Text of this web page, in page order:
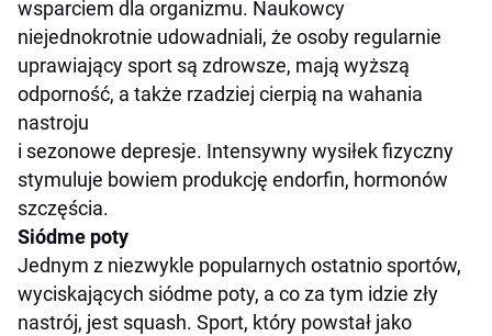
wsparciem dla organizmu. Naukowcy
niejednokrotnie udowadniali, że osoby regularnie
uprawiający sport są zdrowsze, mają wyższą
odporność, a także rzadziej cierpią na wahania
nastroju
i sezonowe depresje. Intensywny wysiłek fizyczny
stymuluje bowiem produkcję endorfin, hormonów
szczęścia.
Siódme poty
Jednym z niezwykle popularnych ostatnio sportów,
wyciskających siódme poty, a co za tym idzie zły
nastrój, jest squash. Sport, który powstał jako